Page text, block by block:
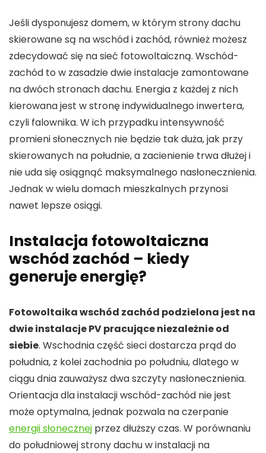
Jeśli dysponujesz domem, w którym strony dachu
skierowane są na wschód i zachód, również możesz
zdecydować się na sieć fotowoltaiczną. Wschód-
zachód to w zasadzie dwie instalacje zamontowane
na dwóch stronach dachu. Energia z każdej z nich
kierowana jest w stronę indywidualnego inwertera,
czyli falownika. W ich przypadku intensywność
promieni słonecznych nie będzie tak duża, jak przy
skierowanych na południe, a zacienienie trwa dłużej i
nie uda się osiągnąć maksymalnego nasłonecznienia.
Jednak w wielu domach mieszkalnych przynosi
nawet lepsze osiągi.
Instalacja fotowoltaiczna
wschód zachód – kiedy
generuje energię?
Fotowoltaika wschód zachód podzielona jest na
dwie instalacje PV pracujące niezależnie od
siebie. Wschodnia część sieci dostarcza prąd do
południa, z kolei zachodnia po południu, dlatego w
ciągu dnia zauważysz dwa szczyty nasłonecznienia.
Orientacja dla instalacji wschód-zachód nie jest
może optymalna, jednak pozwala na czerpanie
energii słonecznej przez dłuższy czas. W porównaniu
do południowej strony dachu w instalacji na